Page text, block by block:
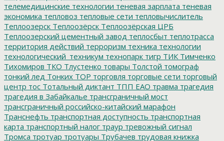
телемедицинские технологии теневая зарплата теневая
экономика тепловоз тепловые сети тепловычислитель
Теплоозерск Теплоозёрск Теплоозёрская ЦРБ
Теплоозерский цементный завод теплосбыт теплотрасса
территория действий терроризм техника технологии
технологический_техникум технопарк тигр ТИК Тимченко
Тихомиров ТКО Тлустенко товары Толстой томограф
тонкий лед Тонких ТОР торговля торговые сети торговый
центр тос Тотальный диктант ТПП ЕАО травма трагедия
трагедия в Забайкалье трансграничный мост
трансграничный российско-китайский марафон
Транснефть транспортная доступность транспортная
карта транспортный налог траур тревожный сигнал
Тромса тротуар тротуары Трубачев трудовая книжка